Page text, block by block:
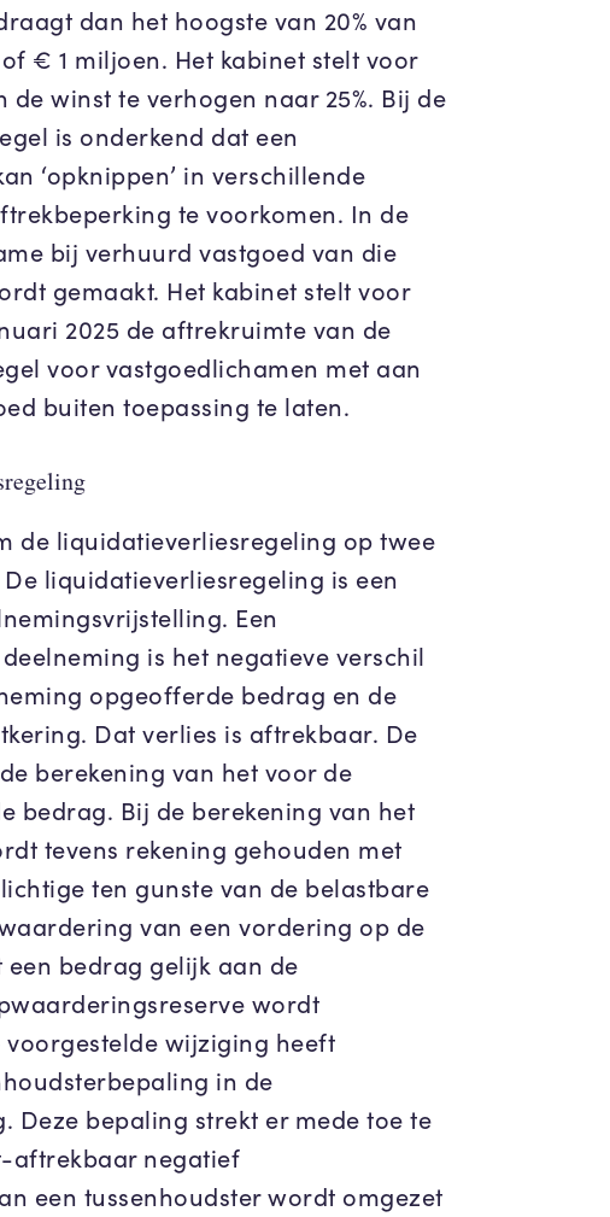
dan het hoogste van 20% van
€ 1 miljoen. Het kabinet stelt voor
de winst te verhogen naar 25%. Bij de
is onderkend dat een
‘opknippen’ in verschillende
te voorkomen. In de
bij verhuurd vastgoed van die
gemaakt. Het kabinet stelt voor
2025 de aftrekruimte van de
voor vastgoedlichamen met aan
buiten toepassing te laten.
de liquidatieverliesregeling op twee
liquidatieverliesregeling is een
Een
is het negatieve verschil
opgeofferde bedrag en de
Dat verlies is aftrekbaar. De
berekening van het voor de
bedrag. Bij de berekening van het
tevens rekening gehouden met
ten gunste van de belastbare
van een vordering op de
bedrag gelijk aan de
wordt
wijziging heeft
in de
Deze bepaling strekt er mede toe te
aftrekbaar negatief
een tussenhoudster wordt omgezet